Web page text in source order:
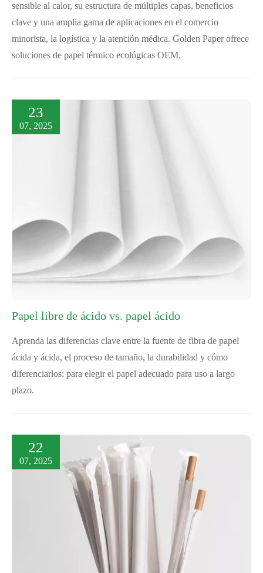
sensible al calor, su estructura de múltiples capas, beneficios
clave y una amplia gama de aplicaciones en el comercio
minorista, la logística y la atención médica. Golden Paper ofrece
soluciones de papel térmico ecológicas OEM.
23
07, 2025
Papel libre de ácido vs. papel ácido
Aprenda las diferencias clave entre la fuente de fibra de papel
ácida y ácida, el proceso de tamaño, la durabilidad y cómo
diferenciarlos: para elegir el papel adecuado para uso a largo
plazo.
22
07, 2025